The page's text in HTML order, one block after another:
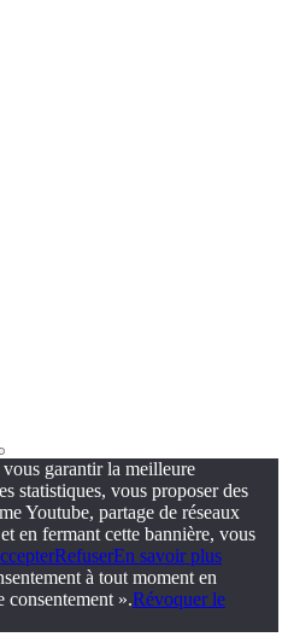
garantir la meilleure
statistiques, vous proposer des
Youtube, partage de réseaux
en fermant cette bannière, vous
RefuserEn savoir plus
à tout moment en
».Révoquer le